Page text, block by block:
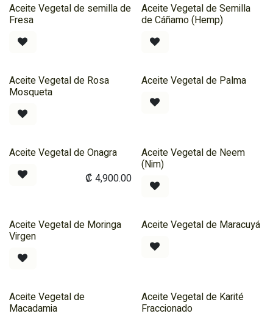
Aceite Vegetal de semilla de
Fresa
Aceite Vegetal de Semilla
de Cáñamo (Hemp)
Aceite Vegetal de Rosa
Mosqueta
Aceite Vegetal de Palma
Aceite Vegetal de Onagra
₡ 4,900.00
Aceite Vegetal de Neem
(Nim)
Aceite Vegetal de Moringa
Virgen
Aceite Vegetal de Maracuyá
Aceite Vegetal de
Macadamia
Aceite Vegetal de Karité
Fraccionado